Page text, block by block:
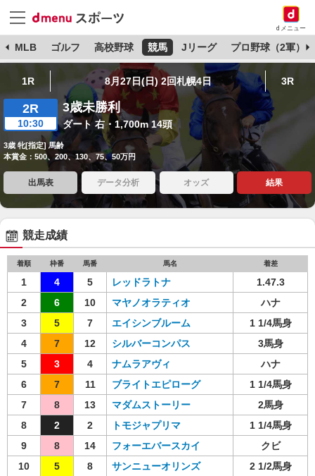
dメニュー
MLB ゴルフ 高校野球 競馬 Jリーグ プロ野球（2軍）
1R 8月27日(日) 2回札幌4日 3R
2R
10:30
3歳未勝利
ダート 右・1,700m 14頭
3歳 牝[指定] 馬齢
本賞金：500、200、130、75、50万円
出馬表 データ分析 オッズ 結果
競走成績
着順 枠番 馬番 馬名 着差
1 4 5 レッドラトナ
1.47.3
2
6 10 マヤノオラティオ
ハナ
3
5 7 エイシンブルーム
1 1/4馬身
4
7 12 シルバーコンパス
3馬身
5
3 4 ナムラアヴィ
ハナ
6
7 11 ブライトエピローグ
1 1/4馬身
7
8 13 マダムストーリー
2馬身
8
2 2 トモジャプリマ
1 1/4馬身
9
8 14 フォーエバースカイ
クビ
10
5 8 サンニューオリンズ
2 1/2馬身